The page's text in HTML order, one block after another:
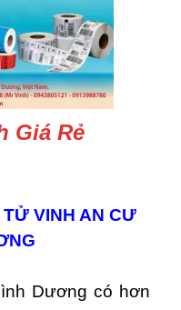
Giá Rẻ
VINH AN CƯ
Dương có hơn